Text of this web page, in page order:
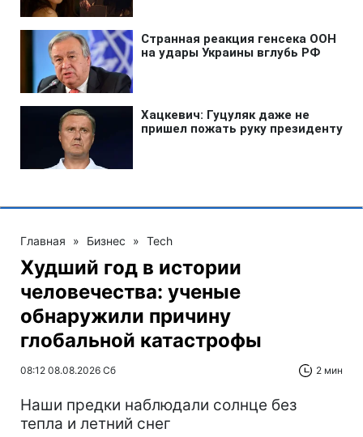
Главная » Бизнес » Tech
Худший год в истории
человечества: ученые
обнаружили причину
глобальной катастрофы
08:12 08.08.2026 Сб 2 мин
Наши предки наблюдали солнце без
тепла и летний снег